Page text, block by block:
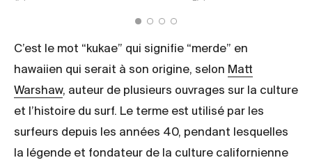
C’est le mot “kukae” qui signifie “merde” en
hawaiien qui serait à son origine, selon Matt
Warshaw, auteur de plusieurs ouvrages sur la culture
et l’histoire du surf. Le terme est utilisé par les
surfeurs depuis les années 40, pendant lesquelles
la légende et fondateur de la culture californienne